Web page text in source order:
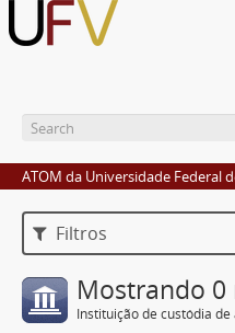
ATOM da Universidade Federal
Filtros
Mostrando 0
Instituição de custódia de